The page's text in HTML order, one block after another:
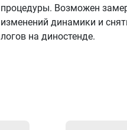
процедуры. Возможен
изменений динамики и
логов на диностенде.